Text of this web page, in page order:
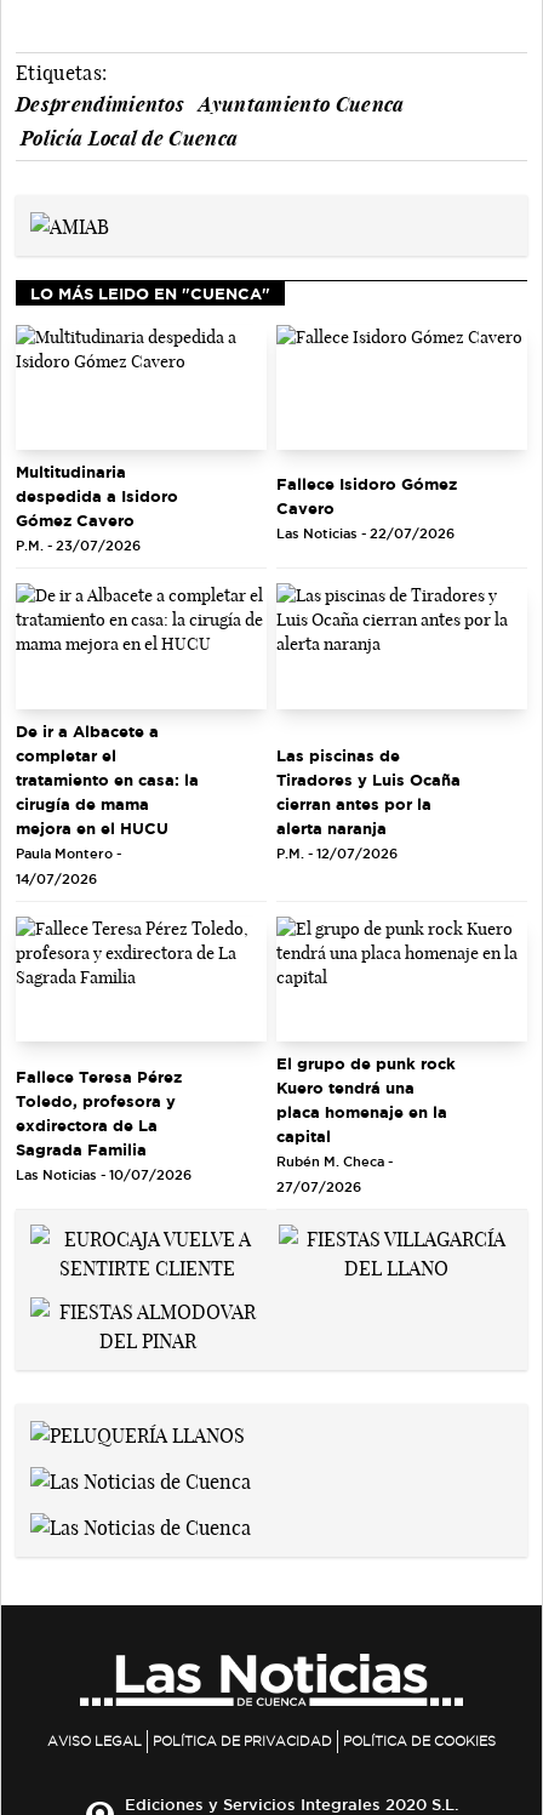
Etiquetas:
Desprendimientos
Ayuntamiento Cuenca
Policía Local de Cuenca
LO MÁS LEIDO EN "CUENCA"
Multitudinaria
despedida a Isidoro
Gómez Cavero
P.M. - 23/07/2026
Fallece Isidoro Gómez
Cavero
Las Noticias - 22/07/2026
De ir a Albacete a
completar el
tratamiento en casa: la
cirugía de mama
mejora en el HUCU
Paula Montero -
14/07/2026
Las piscinas de
Tiradores y Luis Ocaña
cierran antes por la
alerta naranja
P.M. - 12/07/2026
Fallece Teresa Pérez
Toledo, profesora y
exdirectora de La
Sagrada Familia
Las Noticias - 10/07/2026
El grupo de punk rock
Kuero tendrá una
placa homenaje en la
capital
Rubén M. Checa -
27/07/2026
AVISO LEGAL POLÍTICA DE PRIVACIDAD POLÍTICA DE COOKIES
Ediciones y Servicios Integrales 2020 S.L.